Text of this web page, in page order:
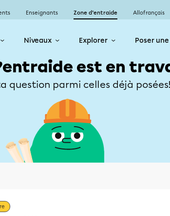
Enseignants Zone d’entraide Allofrançais
Niveaux Explorer Poser
est en
question parmi celles déjà